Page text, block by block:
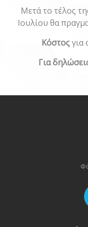
Μετά το τέλος
Ιουλίου θα
Κόστοςγια
Για